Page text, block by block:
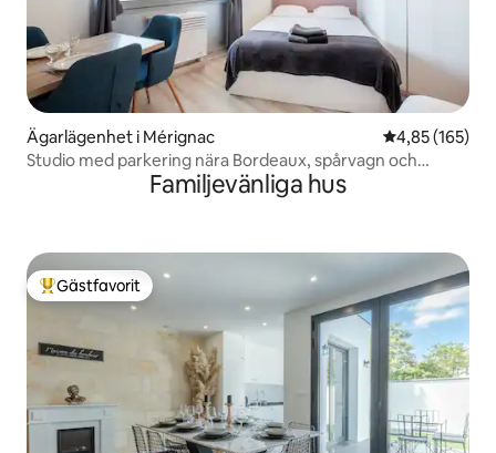
Ägarlägenhet i Mérignac 4,85 av 5 i
4,85 (165)
Studio med parkering nära Bordeaux, spårvagn och
Familjevänliga hus
Populär gästfavorit
Gästfavorit